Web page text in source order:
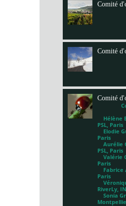
Comité
Comité
Comité
Hélène
PSL, Paris
Elodie
Paris
Aurélie
PSL, Paris
Valérie
Paris
Fabrice
Paris
RiverLy,
Sonia